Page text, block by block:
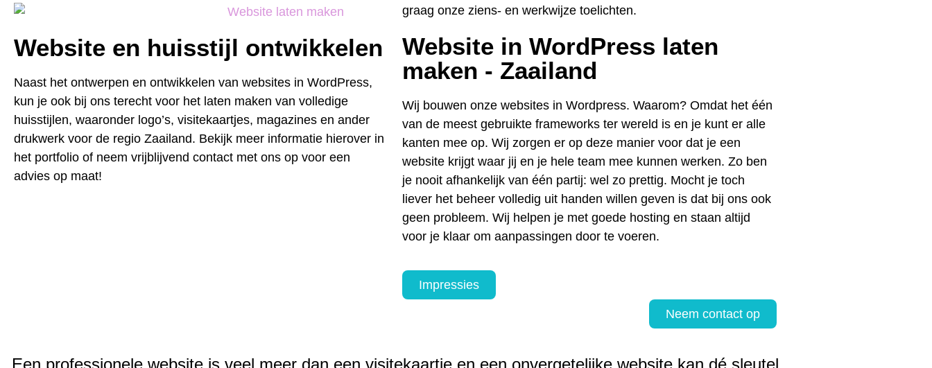
Website en huisstijl ontwikkelen
Naast het ontwerpen en ontwikkelen van websites in WordPress,
kun je ook bij ons terecht voor het laten maken van volledige
huisstijlen, waaronder logo’s, visitekaartjes, magazines en ander
drukwerk voor de regio Zaailand. Bekijk meer informatie hierover in
het portfolio of neem vrijblijvend contact met ons op voor een
advies op maat!
graag onze ziens- en werkwijze toelichten.
Website in WordPress laten
maken - Zaailand
Wij bouwen onze websites in Wordpress. Waarom? Omdat het één
van de meest gebruikte frameworks ter wereld is en je kunt er alle
kanten mee op. Wij zorgen er op deze manier voor dat je een
website krijgt waar jij en je hele team mee kunnen werken. Zo ben
je nooit afhankelijk van één partij: wel zo prettig. Mocht je toch
liever het beheer volledig uit handen willen geven is dat bij ons ook
geen probleem. Wij helpen je met goede hosting en staan altijd
voor je klaar om aanpassingen door te voeren.
Impressies
Neem contact op
Een professionele website is veel meer dan een visitekaartje en een onvergetelijke website kan dé sleutel